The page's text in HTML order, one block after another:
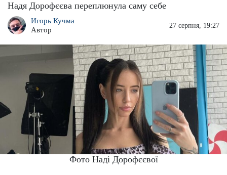
Надя Дорофєєва переплюнула саму себе
Игорь Кучма
Автор
27 серпня, 19:27
Фото Наді Дорофєєвої